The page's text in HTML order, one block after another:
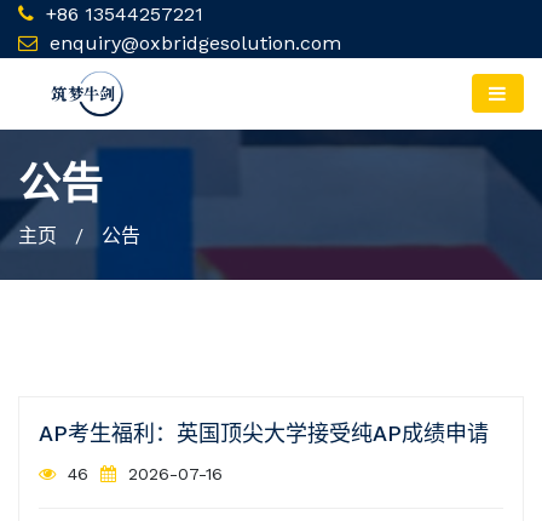
+86 13544257221
enquiry@oxbridgesolution.com
公告
主页 / 公告
AP考生福利：英国顶尖大学接受纯AP成绩申请
46 2026-07-16